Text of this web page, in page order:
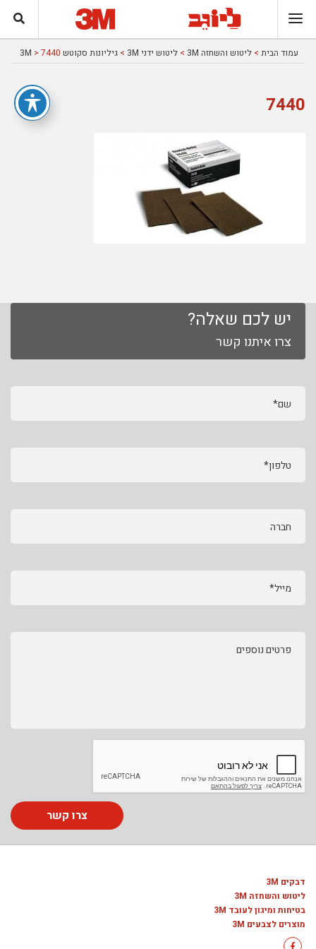
עמוד הבית > ליטוש והשחזה 3M > ליטוש ידני 3M > גיליונות סקוטש 3M > 7440
7440
יש לכם שאלה?
צרו איתנו קשר
שם*
טלפון*
חברה
מייל*
פרטים נוספים
צרו קשר
דבקים 3M
ליטוש והשחזה 3M
בטיחות ומיגון לעובד 3M
מוצרים לצבעים 3M